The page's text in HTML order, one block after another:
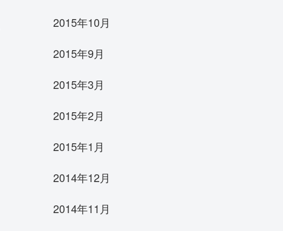
2015年10月
2015年9月
2015年3月
2015年2月
2015年1月
2014年12月
2014年11月